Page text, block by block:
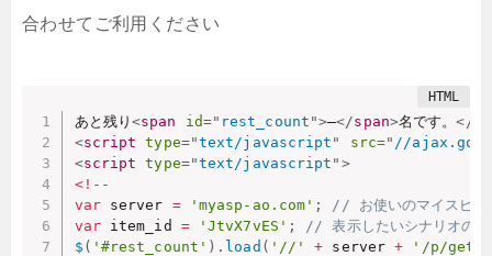
合わせてご利用ください
あと残り <span id=" rest_count ">–</span>名です。</
<script type="text/javascript " src=" //
<script type="text/javascript " >
<! --
var server = 'myasp-ao.com' ;
// お使いのマイスピー
var item_id = 'JtvX7vES' ;
// 表示したいシナリオの
$ ( '#rest_count' ) . load ( '//' + server +
'/p/